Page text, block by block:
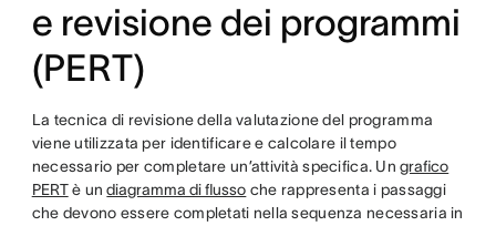
e revisione dei programmi
(PERT)
La tecnica di revisione della valutazione del programma
viene utilizzata per identificare e calcolare il tempo
necessario per completare un’attività specifica. Ungrafico
PERTè undiagramma di flusso che rappresenta i passaggi
che devono essere completati nella sequenza necessaria in